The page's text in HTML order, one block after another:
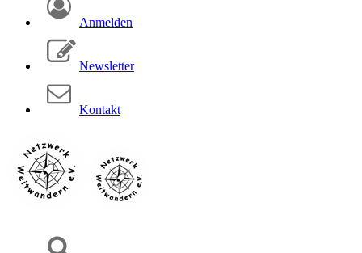
Anmelden
Newsletter
Kontakt